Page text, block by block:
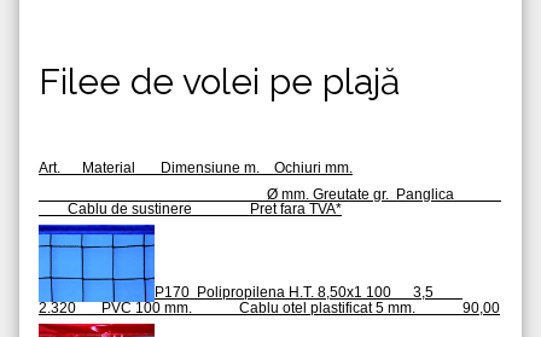
Filee de volei pe plajă
Art. Material Dimensiune m. Ochiuri mm.
Ø mm. Greutate gr. Panglica
Cablu de sustinere Pret fara TVA*
P170 Polipropilena H.T. 8,50x1 100 3,5
2.320 PVC 100 mm. Cablu otel plastificat 5 mm. 90,00